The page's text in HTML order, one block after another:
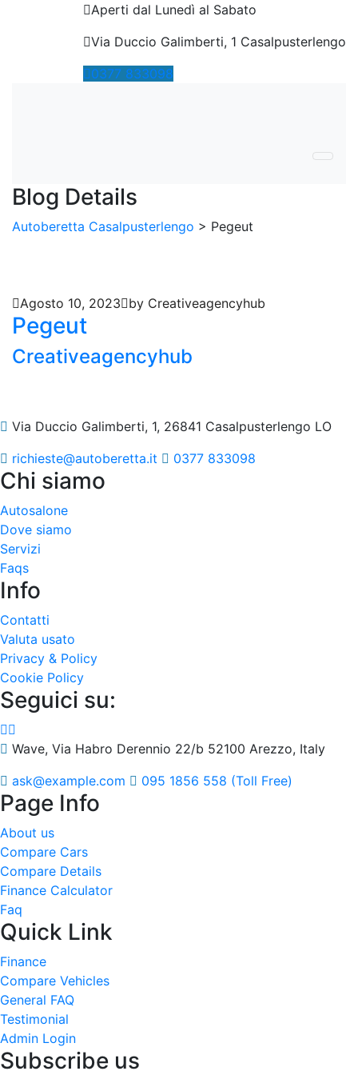
Aperti dal Lunedì al Sabato
Via Duccio Galimberti, 1 Casalpusterlengo
0377 833098
Blog Details
Autoberetta Casalpusterlengo > Pegeut
Agosto 10, 2023 by Creativeagencyhub
Pegeut
Creativeagencyhub
Via Duccio Galimberti, 1, 26841 Casalpusterlengo LO
richieste@autoberetta.it
0377 833098
Chi siamo
Autosalone
Dove siamo
Servizi
Faqs
Info
Contatti
Valuta usato
Privacy & Policy
Cookie Policy
Seguici su:
Wave, Via Habro Derennio 22/b 52100 Arezzo, Italy
ask@example.com
095 1856 558 (Toll Free)
Page Info
About us
Compare Cars
Compare Details
Finance Calculator
Faq
Quick Link
Finance
Compare Vehicles
General FAQ
Testimonial
Admin Login
Subscribe us